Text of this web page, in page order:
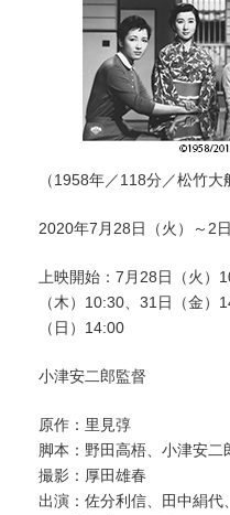
（1958年／118分／松竹大
2020年7月28日（火）～2日
上映開始：7月28日（火）
（木）10:30、31日（金）
（日）14:00
小津安二郎監督
原作：里見弴
脚本：野田高梧、小津安二
撮影：厚田雄春
出演：佐分利信、田中絹